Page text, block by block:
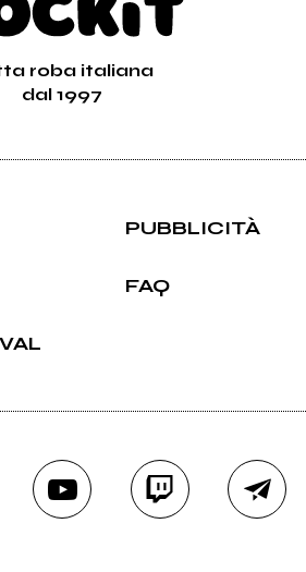
roba italiana
dal 1997
PUBBLICITÀ
FAQ